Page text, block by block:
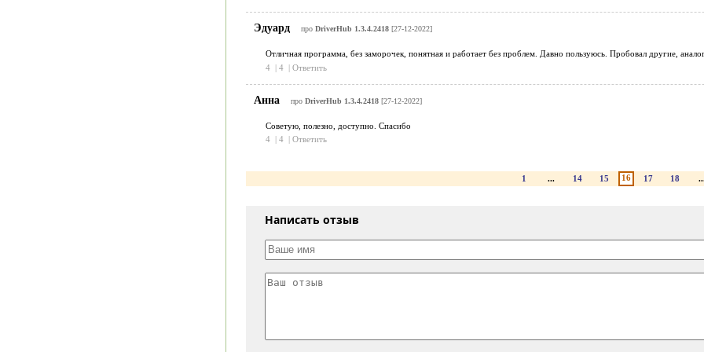
Эдуард про DriverHub 1.3.4.2418[27-12-2022]
Отличная программа, без заморочек, понятная и работает без проблем. Давно пользуюсь. Пробовал другие,
4 | 4 | Ответить
Анна про DriverHub 1.3.4.2418[27-12-2022]
Советую, полезно, доступно. Спасибо
4 | 4 | Ответить
1 ... 14 15 16 17 18
Написать отзыв